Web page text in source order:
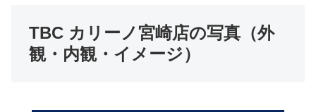
TBC カリーノ宮崎店の写真（外
観・内観・イメージ）